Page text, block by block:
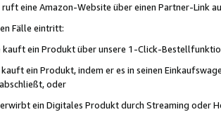
eine Amazon-Website über einen Partner-Link
Fälle eintritt:
ein Produkt über unsere 1-Click-
ein Produkt, indem er es in seinen
oder
ein Digitales Produkt durch Streaming oder